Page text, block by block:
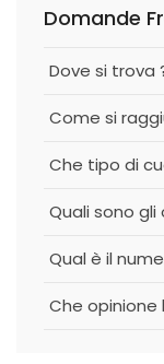
Domande
Dove si trova
Come si
Che tipo di
Quali sono gli
Qual è il
Che opinione